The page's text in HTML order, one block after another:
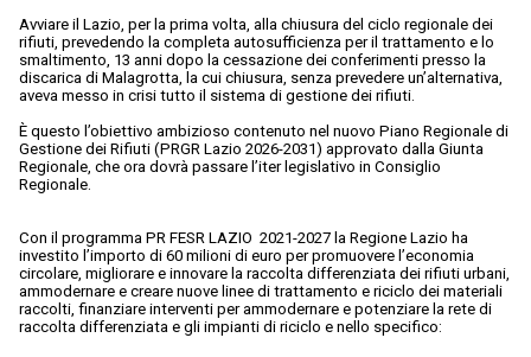
Avviare il Lazio, per la prima volta, alla chiusura del ciclo regionale dei
rifiuti, prevedendo la completa autosufficienza per il trattamento e lo
smaltimento, 13 anni dopo la cessazione dei conferimenti presso la
discarica di Malagrotta, la cui chiusura, senza prevedere un’alternativa,
aveva messo in crisi tutto il sistema di gestione dei rifiuti.
È questo l’obiettivo ambizioso contenuto nel nuovo Piano Regionale di
Gestione dei Rifiuti (PRGR Lazio 2026-2031) approvato dalla Giunta
Regionale, che ora dovrà passare l’iter legislativo in Consiglio
Regionale.
Con il programma PR FESR LAZIO 2021-2027 la Regione Lazio ha
investito l’importo di 60 milioni di euro per promuovere l’economia
circolare, migliorare e innovare la raccolta differenziata dei rifiuti urbani,
ammodernare e creare nuove linee di trattamento e riciclo dei materiali
raccolti, finanziare interventi per ammodernare e potenziare la rete di
raccolta differenziata e gli impianti di riciclo e nello specifico: